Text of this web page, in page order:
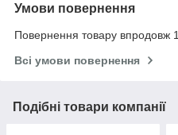
Умови повернення
Повернення товару впродовж
Всі умови повернення
Подібні товари компанії